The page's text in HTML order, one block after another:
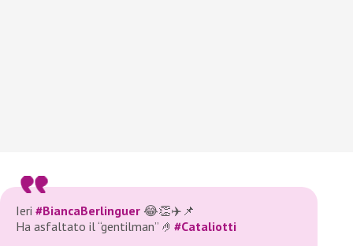
Ieri #BiancaBerlinguer 😂👏✈️📌
Ha asfaltato il “gentilman” 🤌 #Cataliotti